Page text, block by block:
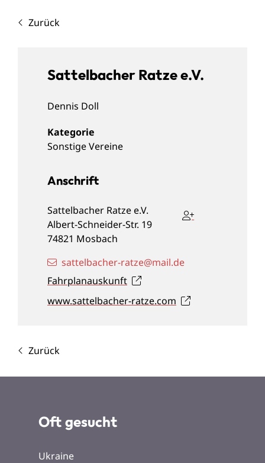
Zurück
Sattelbacher Ratze e.V.
Dennis Doll
Sonstige Vereine
Anschrift
Sattelbacher Ratze e.V.
Albert-Schneider-Str. 19
74821 Mosbach
Fahrplanauskunft
sattelbacher-ratze@mail.de
www.sattelbacher-ratze.com
Zurück
Oft gesucht
Ukraine